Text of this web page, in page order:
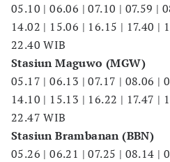
05.10 | 06.06 | 07.10 | 07.59 |
14.02 | 15.06 | 16.15 | 17.40 |
22.40 WIB
Stasiun Maguwo (MGW)
05.17 | 06.13 | 07.17 | 08.06 |
14.10 | 15.13 | 16.22 | 17.47 |
22.47 WIB
Stasiun Brambanan (BBN)
05.26 | 06.21 | 07.25 | 08.14 |